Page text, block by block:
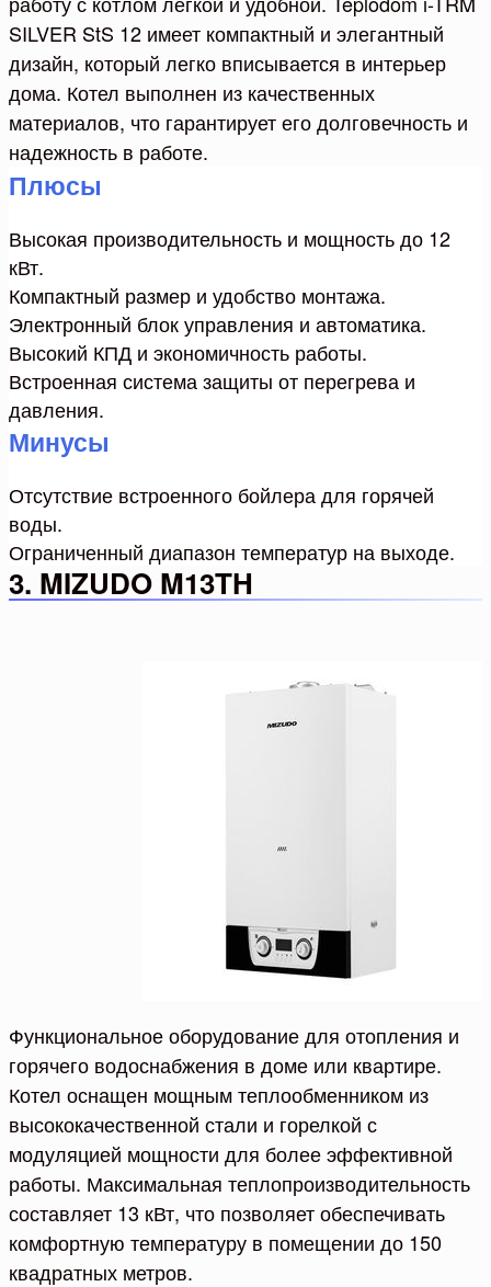
SILVER StS 12 имеет компактный и элегантный
дизайн, который легко вписывается в интерьер
дома. Котел выполнен из качественных
материалов, что гарантирует его долговечность и
надежность в работе.
Плюсы
Высокая производительность и мощность до 12
кВт.
Компактный размер и удобство монтажа.
Электронный блок управления и автоматика.
Высокий КПД и экономичность работы.
Встроенная система защиты от перегрева и
давления.
Минусы
Отсутствие встроенного бойлера для горячей
воды.
Ограниченный диапазон температур на выходе.
3. MIZUDO M13TH
Функциональное оборудование для отопления и
горячего водоснабжения в доме или квартире.
Котел оснащен мощным теплообменником из
высококачественной стали и горелкой с
модуляцией мощности для более эффективной
работы. Максимальная теплопроизводительность
составляет 13 кВт, что позволяет обеспечивать
комфортную температуру в помещении до 150
квадратных метров.